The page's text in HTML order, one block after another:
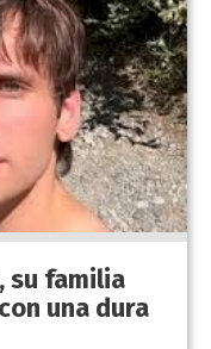
su familia
una dura